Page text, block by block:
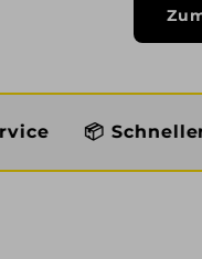
Versand